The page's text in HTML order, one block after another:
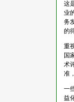
这
业
务
的
重
国
术
准
一
益